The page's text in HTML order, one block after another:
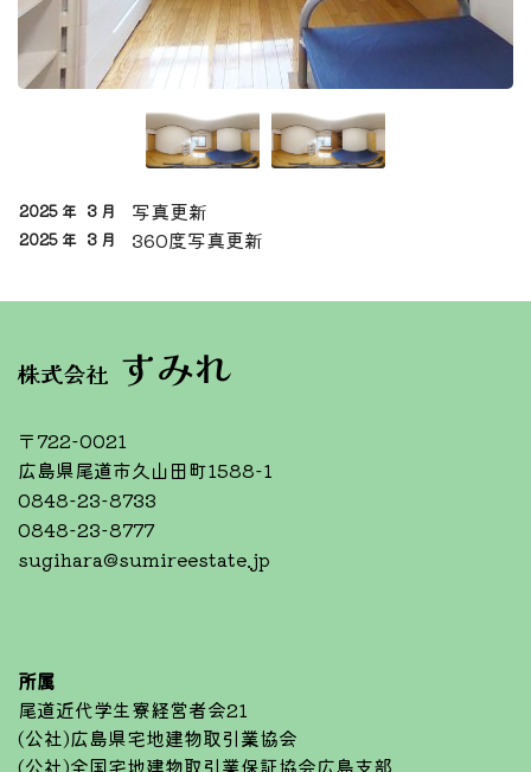
2025 年 3 月 写真更新
2025 年 3 月 360度写真更新
株式会社 すみれ
〒722-0021
広島県尾道市久山田町1588-1
0848-23-8733
0848-23-8777
sugihara@sumireestate.jp
所属
尾道近代学生寮経営者会21
(公社)広島県宅地建物取引業協会
(公社)全国宅地建物取引業保証協会広島支部